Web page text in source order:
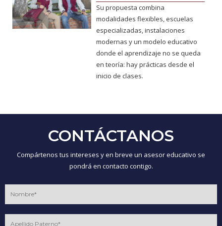
Su propuesta combina
modalidades flexibles, escuelas
especializadas, instalaciones
modernas y un modelo educativo
donde el aprendizaje no se queda
en teoría: hay prácticas desde el
inicio de clases.
CONTÁCTANOS
Compártenos tus intereses y en breve un asesor educativo se
pondrá en contacto contigo.